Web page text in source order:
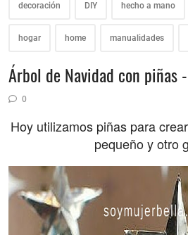
decoración DIY hecho a mano
hogar home manualidades
Árbol de Navidad con piñas
0
Hoy utilizamos piñas para
pequeño y otro